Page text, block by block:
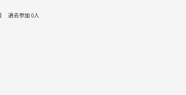
過去参加 0人